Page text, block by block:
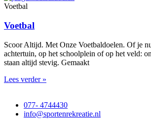
Voetbal
Voetbal
Scoor Altijd. Met Onze Voetbaldoelen. Of je
achtertuin, op het schoolplein of op het veld:
staan altijd stevig. Gemaakt
Lees verder »
077- 4744430
info@sportenrekreatie.nl